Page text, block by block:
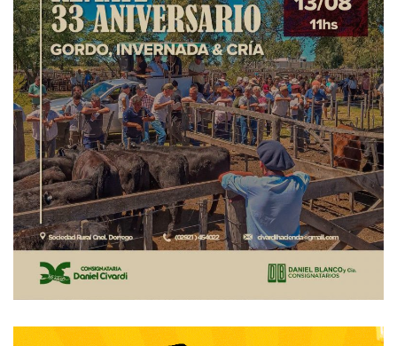
sectores que integran Unidad Ciudadana, pero no como
parte de la campaña local.
-Bueno, pibe, me voy, está subiendo la temperatura y ya te
dije que sufro mucho el calor.
-¿Y qué hace un jubilado como usted, encerrado en su
casa?
-Escucho la radio, leo (ahora estoy con la biografía de
Monzón escrita por Carlos Irusta) y sigo algunas series de
Netflix, de las que me volví adicto.